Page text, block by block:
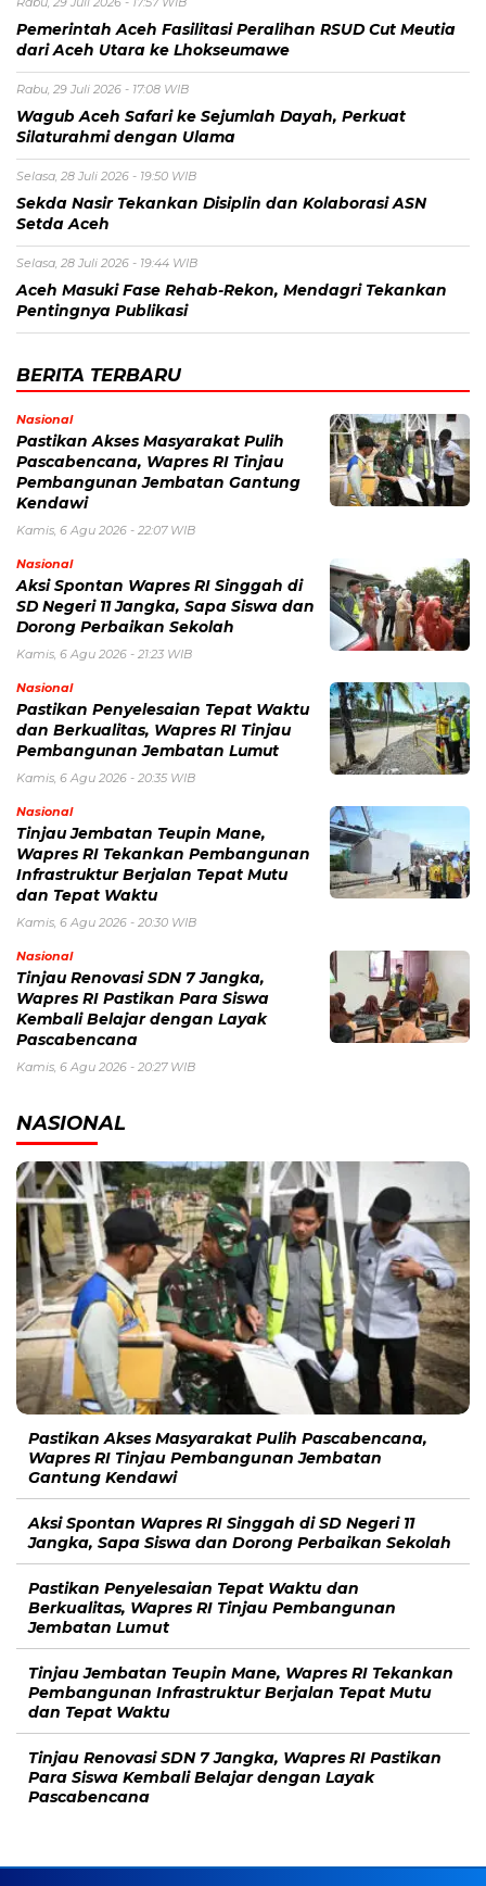
Pemerintah Aceh Fasilitasi Peralihan RSUD Cut Meutia
dari Aceh Utara ke Lhokseumawe
Rabu, 29 Juli 2026 - 17:08 WIB
Wagub Aceh Safari ke Sejumlah Dayah, Perkuat
Silaturahmi dengan Ulama
Selasa, 28 Juli 2026 - 19:50 WIB
Sekda Nasir Tekankan Disiplin dan Kolaborasi ASN
Setda Aceh
Selasa, 28 Juli 2026 - 19:44 WIB
Aceh Masuki Fase Rehab-Rekon, Mendagri Tekankan
Pentingnya Publikasi
BERITA TERBARU
Nasional
Pastikan Akses Masyarakat Pulih
Pascabencana, Wapres RI Tinjau
Pembangunan Jembatan Gantung
Kendawi
Kamis, 6 Agu 2026 - 22:07 WIB
Nasional
Aksi Spontan Wapres RI Singgah di
SD Negeri 11 Jangka, Sapa Siswa dan
Dorong Perbaikan Sekolah
Kamis, 6 Agu 2026 - 21:23 WIB
Nasional
Pastikan Penyelesaian Tepat Waktu
dan Berkualitas, Wapres RI Tinjau
Pembangunan Jembatan Lumut
Kamis, 6 Agu 2026 - 20:35 WIB
Nasional
Tinjau Jembatan Teupin Mane,
Wapres RI Tekankan Pembangunan
Infrastruktur Berjalan Tepat Mutu
dan Tepat Waktu
Kamis, 6 Agu 2026 - 20:30 WIB
Nasional
Tinjau Renovasi SDN 7 Jangka,
Wapres RI Pastikan Para Siswa
Kembali Belajar dengan Layak
Pascabencana
Kamis, 6 Agu 2026 - 20:27 WIB
NASIONAL
Pastikan Akses Masyarakat Pulih Pascabencana,
Wapres RI Tinjau Pembangunan Jembatan
Gantung Kendawi
Aksi Spontan Wapres RI Singgah di SD Negeri 11
Jangka, Sapa Siswa dan Dorong Perbaikan Sekolah
Pastikan Penyelesaian Tepat Waktu dan
Berkualitas, Wapres RI Tinjau Pembangunan
Jembatan Lumut
Tinjau Jembatan Teupin Mane, Wapres RI Tekankan
Pembangunan Infrastruktur Berjalan Tepat Mutu
dan Tepat Waktu
Tinjau Renovasi SDN 7 Jangka, Wapres RI Pastikan
Para Siswa Kembali Belajar dengan Layak
Pascabencana